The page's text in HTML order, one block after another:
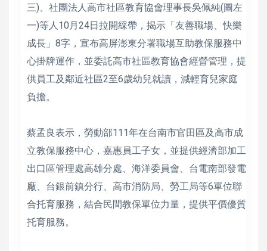
三)、社團法人高市社區教育協會理事長吳佩純(圖左
一)等人10月24日拉開綵帶，揭示「友善職場、快樂
成長」8字，宣布高屏澎東分署職場互助教保服務中
心掛牌運作，並委託高市社區教育協會經營管理，提
供員工及鄰近社區2至6歲幼兒就讀，減輕育兒家庭
負擔。
蔡孟良表示，勞動部111年在台南市官田區及高市成
立教保服務中心，嘉惠員工子女，並提供經濟部加工
出口區管理處高雄分處、海洋委員會、台電南部發電
廠、台銀前鎮分行、高市消防局、勞工局等6單位聯
合托育服務，結合民間教保單位力量，提供平價優質
托育服務。